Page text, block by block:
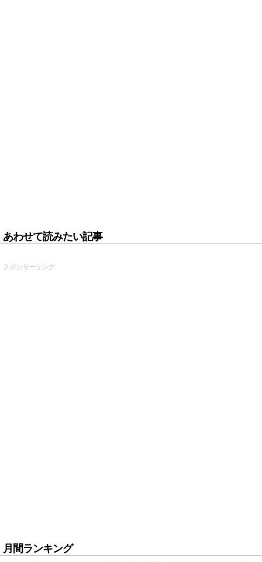
あわせて読みたい記事
スポンサーリンク
月間ランキング